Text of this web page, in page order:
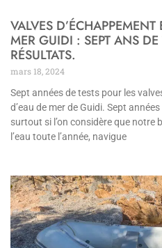
VALVES D’ÉCHAPPEMENT
MER GUIDI : SEPT ANS
RÉSULTATS.
mars 18, 2024
Sept années de tests pour les
d’eau de mer de Guidi. Sept
surtout si l’on considère que
l’eau toute l’année, navigue